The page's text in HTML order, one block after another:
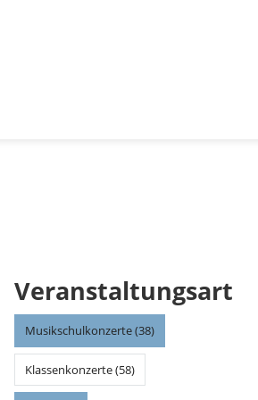
Veranstaltungsart
Musikschulkonzerte (38)
Klassenkonzerte (58)